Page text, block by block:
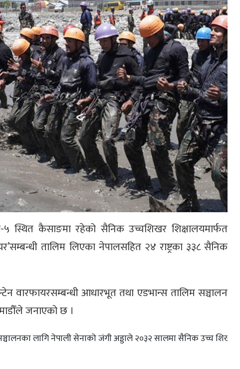
५ स्थित कैसाङमा रहेको सैनिक उच्चशिखर शिक्षालयमार्फत
तालिम लिएका नेपालसहित २४ राष्ट्रका ३३८ सैनिक
वारफायरसम्बन्धी आधारभूत तथा एडभान्स तालिम सञ्चालन
जनाएको छ ।
लागि नेपाली सेनाको जंगी अड्डाले २०३२ सालमा सैनिक उच्च शिखर